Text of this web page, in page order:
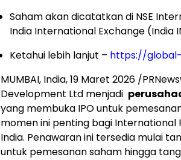
Saham akan dicatatkan di NSE
India International Exchange (India
Ketahui lebih lanjut – https://
MUMBAI, India,19 Maret 2026 /
Development Ltd menjadi
yang membuka IPO untuk
momen ini penting bagi International
India. Penawaran ini tersedia mulai
untuk pemesanan saham hingga